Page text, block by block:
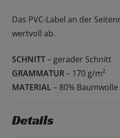
Das PVC-Label an der
wertvoll ab.
SCHNITT– gerader Schnitt
GRAMMATUR– 170 g/m²
MATERIAL– 80%
Details